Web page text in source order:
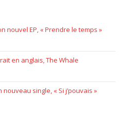
nouvel EP, « Prendre le temps »
en anglais, The Whale
single, « Si j’pouvais »